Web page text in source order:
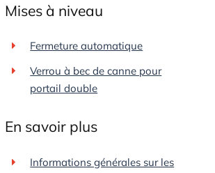
Mises à niveau
Fermeture automatique
Verrou à bec de canne pour
portail double
En savoir plus
Informations générales sur les